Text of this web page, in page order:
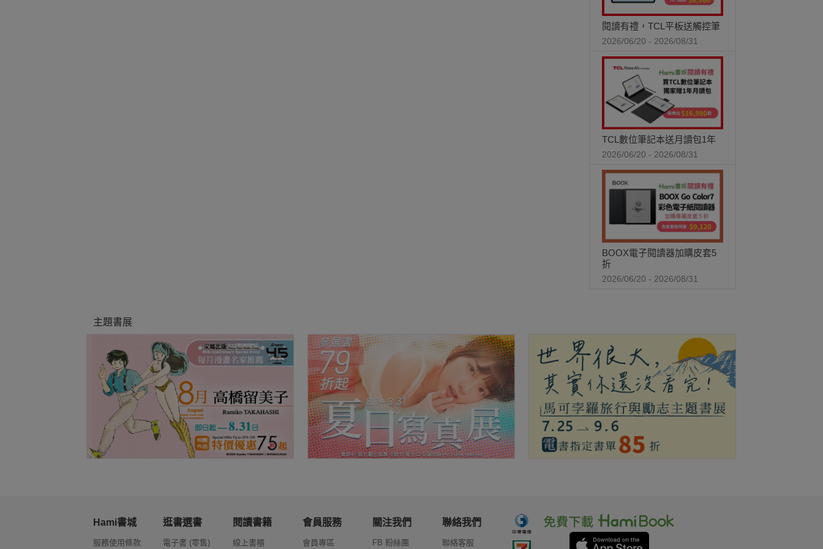
閱讀有禮，TCL平板送觸控筆
2026/06/20 - 2026/08/31
TCL數位筆記本送月讀包1年
2026/06/20 - 2026/08/31
BOOX電子閱讀器加購皮套5
折
2026/06/20 - 2026/08/31
主題書展
Hami書城
服務使用條款
逛書選書
電子書 (零售)
閱讀書籍
線上書櫃
會員服務
會員專區
關注我們
FB 粉絲團
聯絡我們
聯絡客服